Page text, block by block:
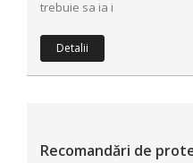
trebuie sa ia i
Detalii
Recomandări de